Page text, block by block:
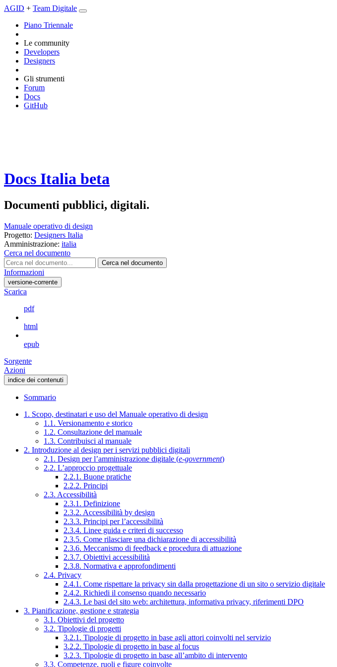
AGID + Team Digitale
Piano Triennale
Le community
Developers
Designers
Gli strumenti
Forum
Docs
GitHub
Docs Italia beta
Documenti pubblici, digitali.
Manuale operativo di design
Progetto: Designers Italia
Amministrazione: italia
Cerca nel documento
Cerca nel documento
Informazioni
versione-corrente
Scarica
pdf
html
epub
Sorgente
Azioni
indice dei contenuti
Sommario
1. Scopo, destinatari e uso del Manuale operativo di design
1.1. Versionamento e storico
1.2. Consultazione del manuale
1.3. Contribuisci al manuale
2. Introduzione al design per i servizi pubblici digitali
2.1. Design per l’amministrazione digitale (e-government)
2.2. L’approccio progettuale
2.2.1. Buone pratiche
2.2.2. Principi
2.3. Accessibilità
2.3.1. Definizione
2.3.2. Accessibilità by design
2.3.3. Principi per l’accessibilità
2.3.4. Linee guida e criteri di successo
2.3.5. Come rilasciare una dichiarazione di accessibilità
2.3.6. Meccanismo di feedback e procedura di attuazione
2.3.7. Obiettivi accessibilità
2.3.8. Normativa e approfondimenti
2.4. Privacy
2.4.1. Come rispettare la privacy sin dalla progettazione di un sito o servizio digitale
2.4.2. Richiedi il consenso quando necessario
2.4.3. Le basi del sito web: architettura, informativa privacy, riferimenti DPO
3. Pianificazione, gestione e strategia
3.1. Obiettivi del progetto
3.2. Tipologie di progetti
3.2.1. Tipologie di progetto in base agli attori coinvolti nel servizio
3.2.2. Tipologie di progetto in base al focus
3.2.3. Tipologie di progetto in base all’ambito di intervento
3.3. Competenze, ruoli e figure coinvolte